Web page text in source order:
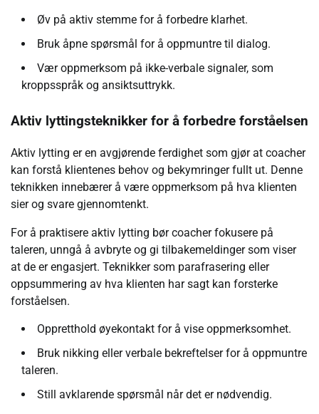
Øv på aktiv stemme for å forbedre klarhet.
Bruk åpne spørsmål for å oppmuntre til dialog.
Vær oppmerksom på ikke-verbale signaler, som
kroppsspråk og ansiktsuttrykk.
Aktiv lyttingsteknikker for å forbedre forståelsen
Aktiv lytting er en avgjørende ferdighet som gjør at coacher
kan forstå klientenes behov og bekymringer fullt ut. Denne
teknikken innebærer å være oppmerksom på hva klienten
sier og svare gjennomtenkt.
For å praktisere aktiv lytting bør coacher fokusere på
taleren, unngå å avbryte og gi tilbakemeldinger som viser
at de er engasjert. Teknikker som parafrasering eller
oppsummering av hva klienten har sagt kan forsterke
forståelsen.
Oppretthold øyekontakt for å vise oppmerksomhet.
Bruk nikking eller verbale bekreftelser for å oppmuntre
taleren.
Still avklarende spørsmål når det er nødvendig.